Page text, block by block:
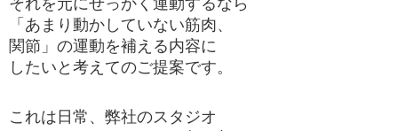
「あまり動かしていない筋肉、
関節」の運動を補える内容に
したいと考えてのご提案です。
これは日常、弊社のスタジオ